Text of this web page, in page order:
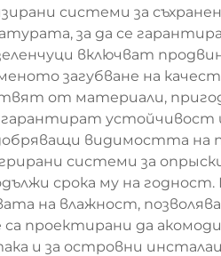
системи за
за да се
включват
загубване на
от материали,
устойчивост
видимостта
системи за
срока му на
на влажност,
проектирани да
и за островни